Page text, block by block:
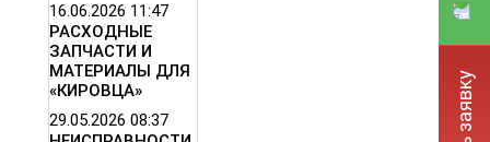
16.06.2026 11:47
РАСХОДНЫЕ
ЗАПЧАСТИ И
МАТЕРИАЛЫ ДЛЯ
«КИРОВЦА»
29.05.2026 08:37